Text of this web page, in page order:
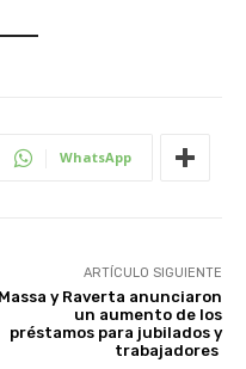
WhatsApp
ARTÍCULO SIGUIENTE
Massa y Raverta anunciaron
un aumento de los
préstamos para jubilados y
trabajadores